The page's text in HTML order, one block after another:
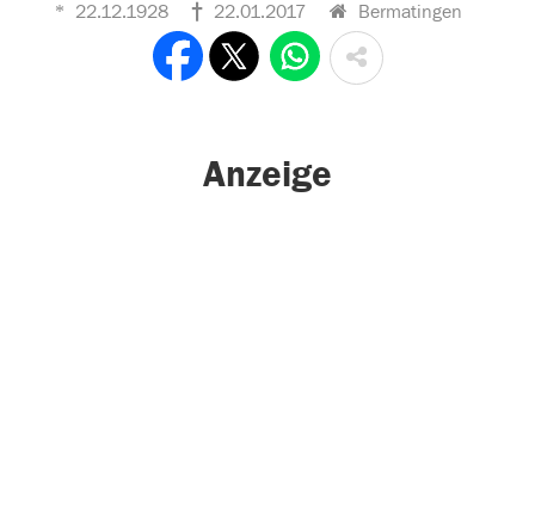
22.12.1928 22.01.2017 Bermatingen
Anzeige